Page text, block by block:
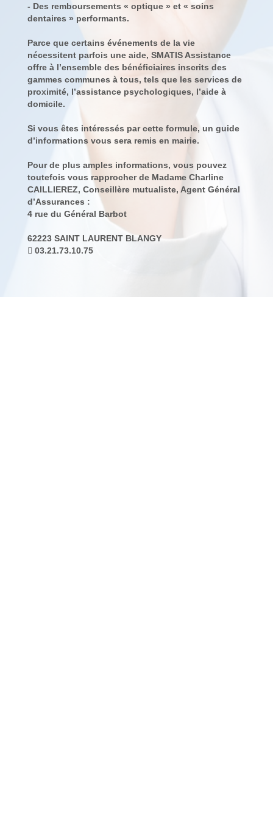
- Des remboursements « optique » et « soins
dentaires » performants.
Parce que certains événements de la vie
nécessitent parfois une aide, SMATIS Assistance
offre à l’ensemble des bénéficiaires inscrits des
gammes communes à tous, tels que les services de
proximité, l’assistance psychologiques, l’aide à
domicile.
Si vous êtes intéressés par cette formule, un guide
d’informations vous sera remis en mairie.
Pour de plus amples informations, vous pouvez
toutefois vous rapprocher de Madame Charline
CAILLIEREZ, Conseillère mutualiste, Agent Général
d’Assurances :
4 rue du Général Barbot
62223 SAINT LAURENT BLANGY
 03.21.73.10.75